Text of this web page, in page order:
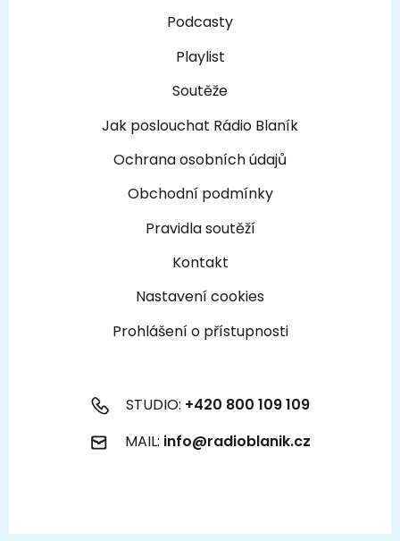
Podcasty
Playlist
Soutěže
Jak poslouchat Rádio Blaník
Ochrana osobních údajů
Obchodní podmínky
Pravidla soutěží
Kontakt
Nastavení cookies
Prohlášení o přístupnosti
STUDIO: +420 800 109 109
MAIL: info@radioblanik.cz